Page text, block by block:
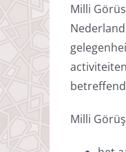
Milli
Milli